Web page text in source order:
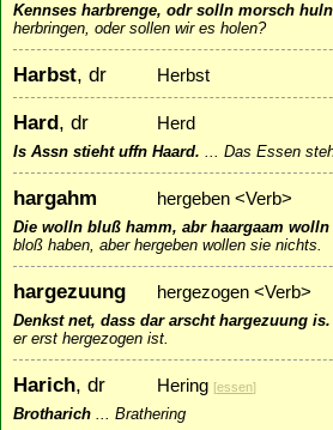
Kennses harbrenge, odr solln morsch
herbringen, oder sollen wir es holen?
Harbst, dr Herbst
Hard, dr Herd
Is Assn stieht uffn Haard. ... Das Essen
hargahm hergeben <Verb>
Die wolln bluß hamm, abr haargaam wolln
bloß haben, aber hergeben wollen sie nichts.
hargezuung hergezogen <Verb>
Denkst net, dass dar arscht hargezuung is.
er erst hergezogen ist.
Harich, dr Hering [essen]
Brotharich ... Brathering